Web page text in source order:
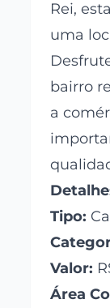
Rei,
uma
bairro
a
Tipo:
Valor:
Área